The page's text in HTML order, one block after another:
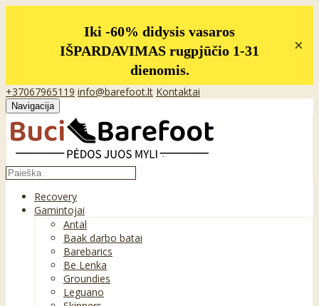
Iki -60% didysis vasaros
IŠPARDAVIMAS rugpjūčio 1-31
dienomis.
×
+37067965119 info@barefoot.lt Kontaktai
Navigacija
Recovery
Gamintojai
Antal
Baak darbo batai
Barebarics
Be Lenka
Groundies
Leguano